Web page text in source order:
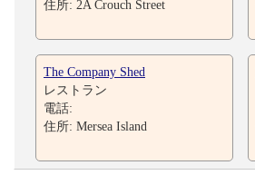
住所: 2A Crouch Street
The Company Shed
レストラン
電話:
住所: Mersea Island